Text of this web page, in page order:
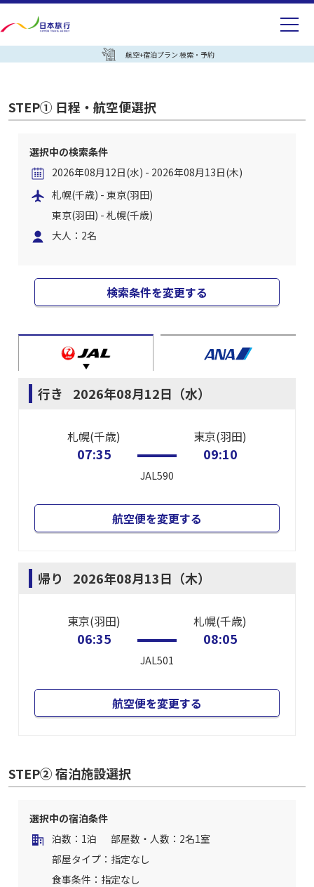
航空+宿泊プラン 検索・予約
STEP① 日程・航空便選択
選択中の検索条件
2026年08月12日(水) - 2026年08月13日(木)
札幌(千歳) - 東京(羽田)
東京(羽田) - 札幌(千歳)
大人：2名
検索条件を変更する
行き 2026年08月12日（水）
札幌(千歳)
07:35
JAL590
東京(羽田)
09:10
航空便を変更する
帰り 2026年08月13日（木）
東京(羽田)
06:35
JAL501
札幌(千歳)
08:05
航空便を変更する
STEP② 宿泊施設選択
選択中の宿泊条件
泊数：1泊
部屋数・人数：2名1室
部屋タイプ：指定なし
食事条件：指定なし